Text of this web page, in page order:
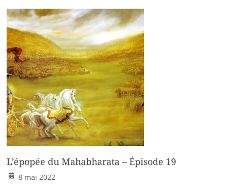
L’épopée du Mahabharata – Épisode 19
8 mai 2022